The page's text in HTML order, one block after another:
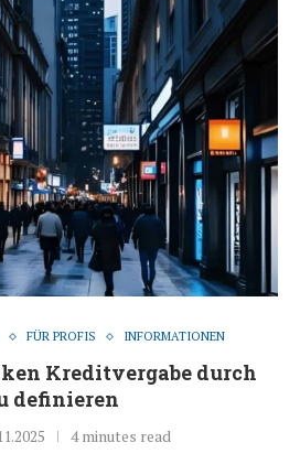
FÜR PROFIS INFORMATIONEN
Kreditvergabe durch
definieren
4 minutes read